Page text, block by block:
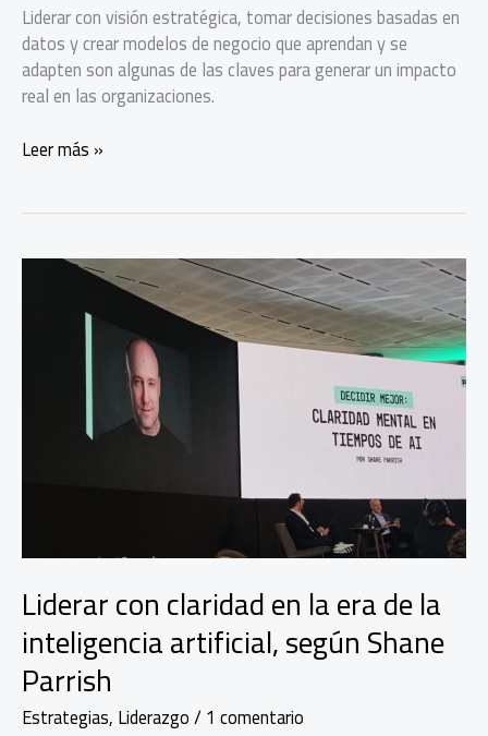
Liderar con visión estratégica, tomar decisiones basadas en
datos y crear modelos de negocio que aprendan y se
adapten son algunas de las claves para generar un impacto
real en las organizaciones.
10
para
Inteligencia
Leer más »
Liderar con claridad en la era de la
inteligencia artificial, según Shane
Parrish
Estrategias, Liderazgo/1 comentario